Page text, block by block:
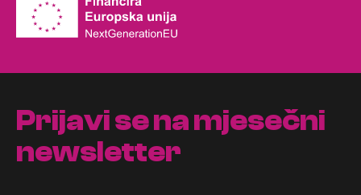
Prijavi se na mjesečni
newsletter